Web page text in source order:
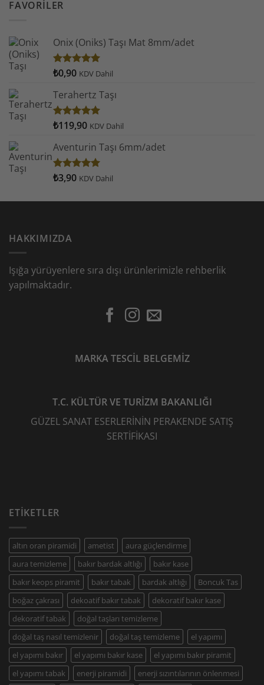
FAVORILER
Onix (Oniks) Taşı Mat 8mm/adet
5 üzerinden
aldı
₺0,90 KDV Dahil
Terahertz Taşı
5 üzerinden
aldı
₺119,90 KDV Dahil
Aventurin Taşı 6mm/adet
5 üzerinden
₺3,90 KDV Dahil
HAKKIMIZDA
Işığa yürüyenlere sıra dışı ürünlerimizle rehberlik
yapılmaktadır.
MARKA TESCİL BELGEMİZ
T.C. KÜLTÜR VE TURİZM BAKANLIĞI
GÜZEL SANAT ESERLERİNİN PERAKENDE SATIŞ
SERTİFİKASI
ETIKETLER
altın oran piramidi ametist
aura güçlendirme
aura temizleme
bakır bardak altlığı
bakır kase
bakır keops piramit
bakır tabak bardak altlığı
Boncuk Tas
boğaz çakrası
dekoatif bakır tabak
dekoratif bakır kase
dekoratif tabak
doğal taşları temizleme
doğal taş nasıl temizlenir
doğal taş temizleme
el yapımı
el yapımı bakır
el yapımı bakır kase
el yapımı bakır piramit
el yapımı tabak
enerji piramidi
enerji sızıntılarının önlenmesi